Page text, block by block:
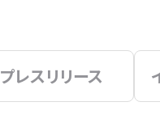
プレスリリース